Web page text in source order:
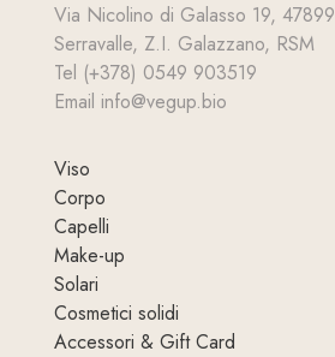
Via Nicolino di Galasso 19, 47899
Serravalle, Z.I. Galazzano, RSM
Tel (+378) 0549 903519
Email info@vegup.bio
Viso
Corpo
Capelli
Make-up
Solari
Cosmetici solidi
Accessori & Gift Card